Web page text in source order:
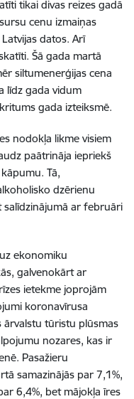
tikai divas reizes gadā
cenu izmaiņas
datos. Arī
Šā gada martā
siltumenerģijas cena
līdz gada vidum
gada izteiksmē.
nodokļa likme visiem
paātrināja iepriekš
Tā,
dzērienu
salīdzinājumā ar februāri
ekonomiku
galvenokārt ar
ietekme joprojām
koronavīrusa
ārvalstu tūristu plūsmas
nozares, kas ir
Pasažieru
samazinājās par 7,1%,
6,4%, bet mājokļa īres